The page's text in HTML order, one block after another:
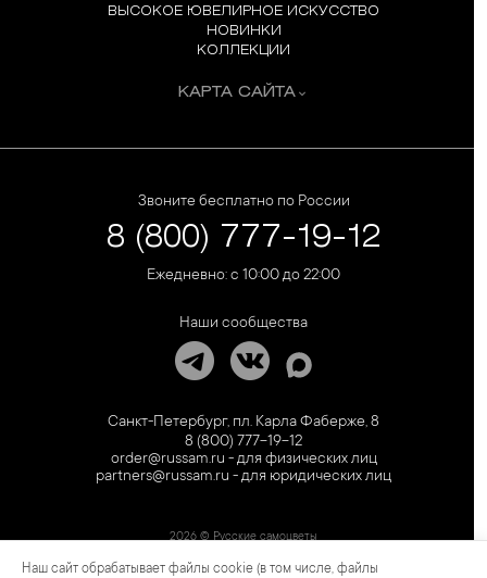
ВЫСОКОЕ ЮВЕЛИРНОЕ ИСКУССТВО
НОВИНКИ
КОЛЛЕКЦИИ
КАРТА САЙТА
Звоните бесплатно по России
8 (800) 777-19-12
Ежедневно: с 10:00 до 22:00
Наши сообщества
Санкт-Петербург, пл. Карла Фаберже, 8
8 (800) 777-19-12
order@russam.ru - для физических лиц
partners@russam.ru - для юридических лиц
2026 © Русские самоцветы
Предложение не является публичной офертой. Цены на сайте и в розничной сети
Наш сайт обрабатывает файлы cookie (в том числе, файлы